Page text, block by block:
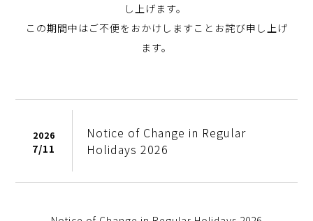
し上げます。
この期間中はご不便をおかけしますことお詫び申し上げ
ます。
2026
7/11
Notice of Change in Regular
Holidays 2026